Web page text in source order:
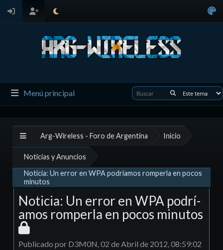
Menú principal
Arg-Wireless - Foro de Argentina Inicio
Noticias y Anuncios
Noticia: Un error en WPA podrí­amos romperla en pocos
minutos
Noticia: Un error en WPA podrí­
amos romperla en pocos minutos
Publicado por D3M0N, 02 de Abril de 2012, 08:59:02